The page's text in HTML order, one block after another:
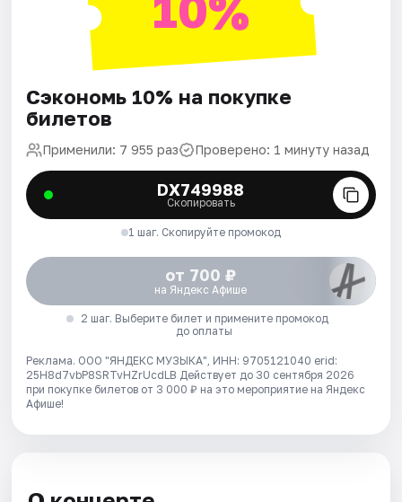
Сэкономь 10% на покупке
билетов
Применили: 7 955 раз Проверено: 1 минуту назад
DX749988
Скопировать
1 шаг. Скопируйте промокод
от 700 ₽
на Яндекс Афише
2 шаг. Выберите билет и примените промокод
до оплаты
Реклама. ООО "ЯНДЕКС МУЗЫКА", ИНН: 9705121040 erid:
25H8d7vbP8SRTvHZrUcdLB Действует до 30 сентября 2026
при покупке билетов от 3 000 ₽ на это мероприятие на Яндекс
Афише!